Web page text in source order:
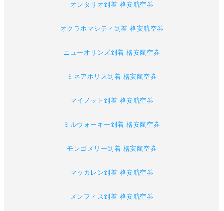
オンタリオ到着 格安航空券
オクラホマシティ到着 格安航空券
ニューオリンズ到着 格安航空券
ミネアポリス到着 格安航空券
マイノット到着 格安航空券
ミルウォーキー到着 格安航空券
モンゴメリー到着 格安航空券
マッカレン到着 格安航空券
メンフィス到着 格安航空券